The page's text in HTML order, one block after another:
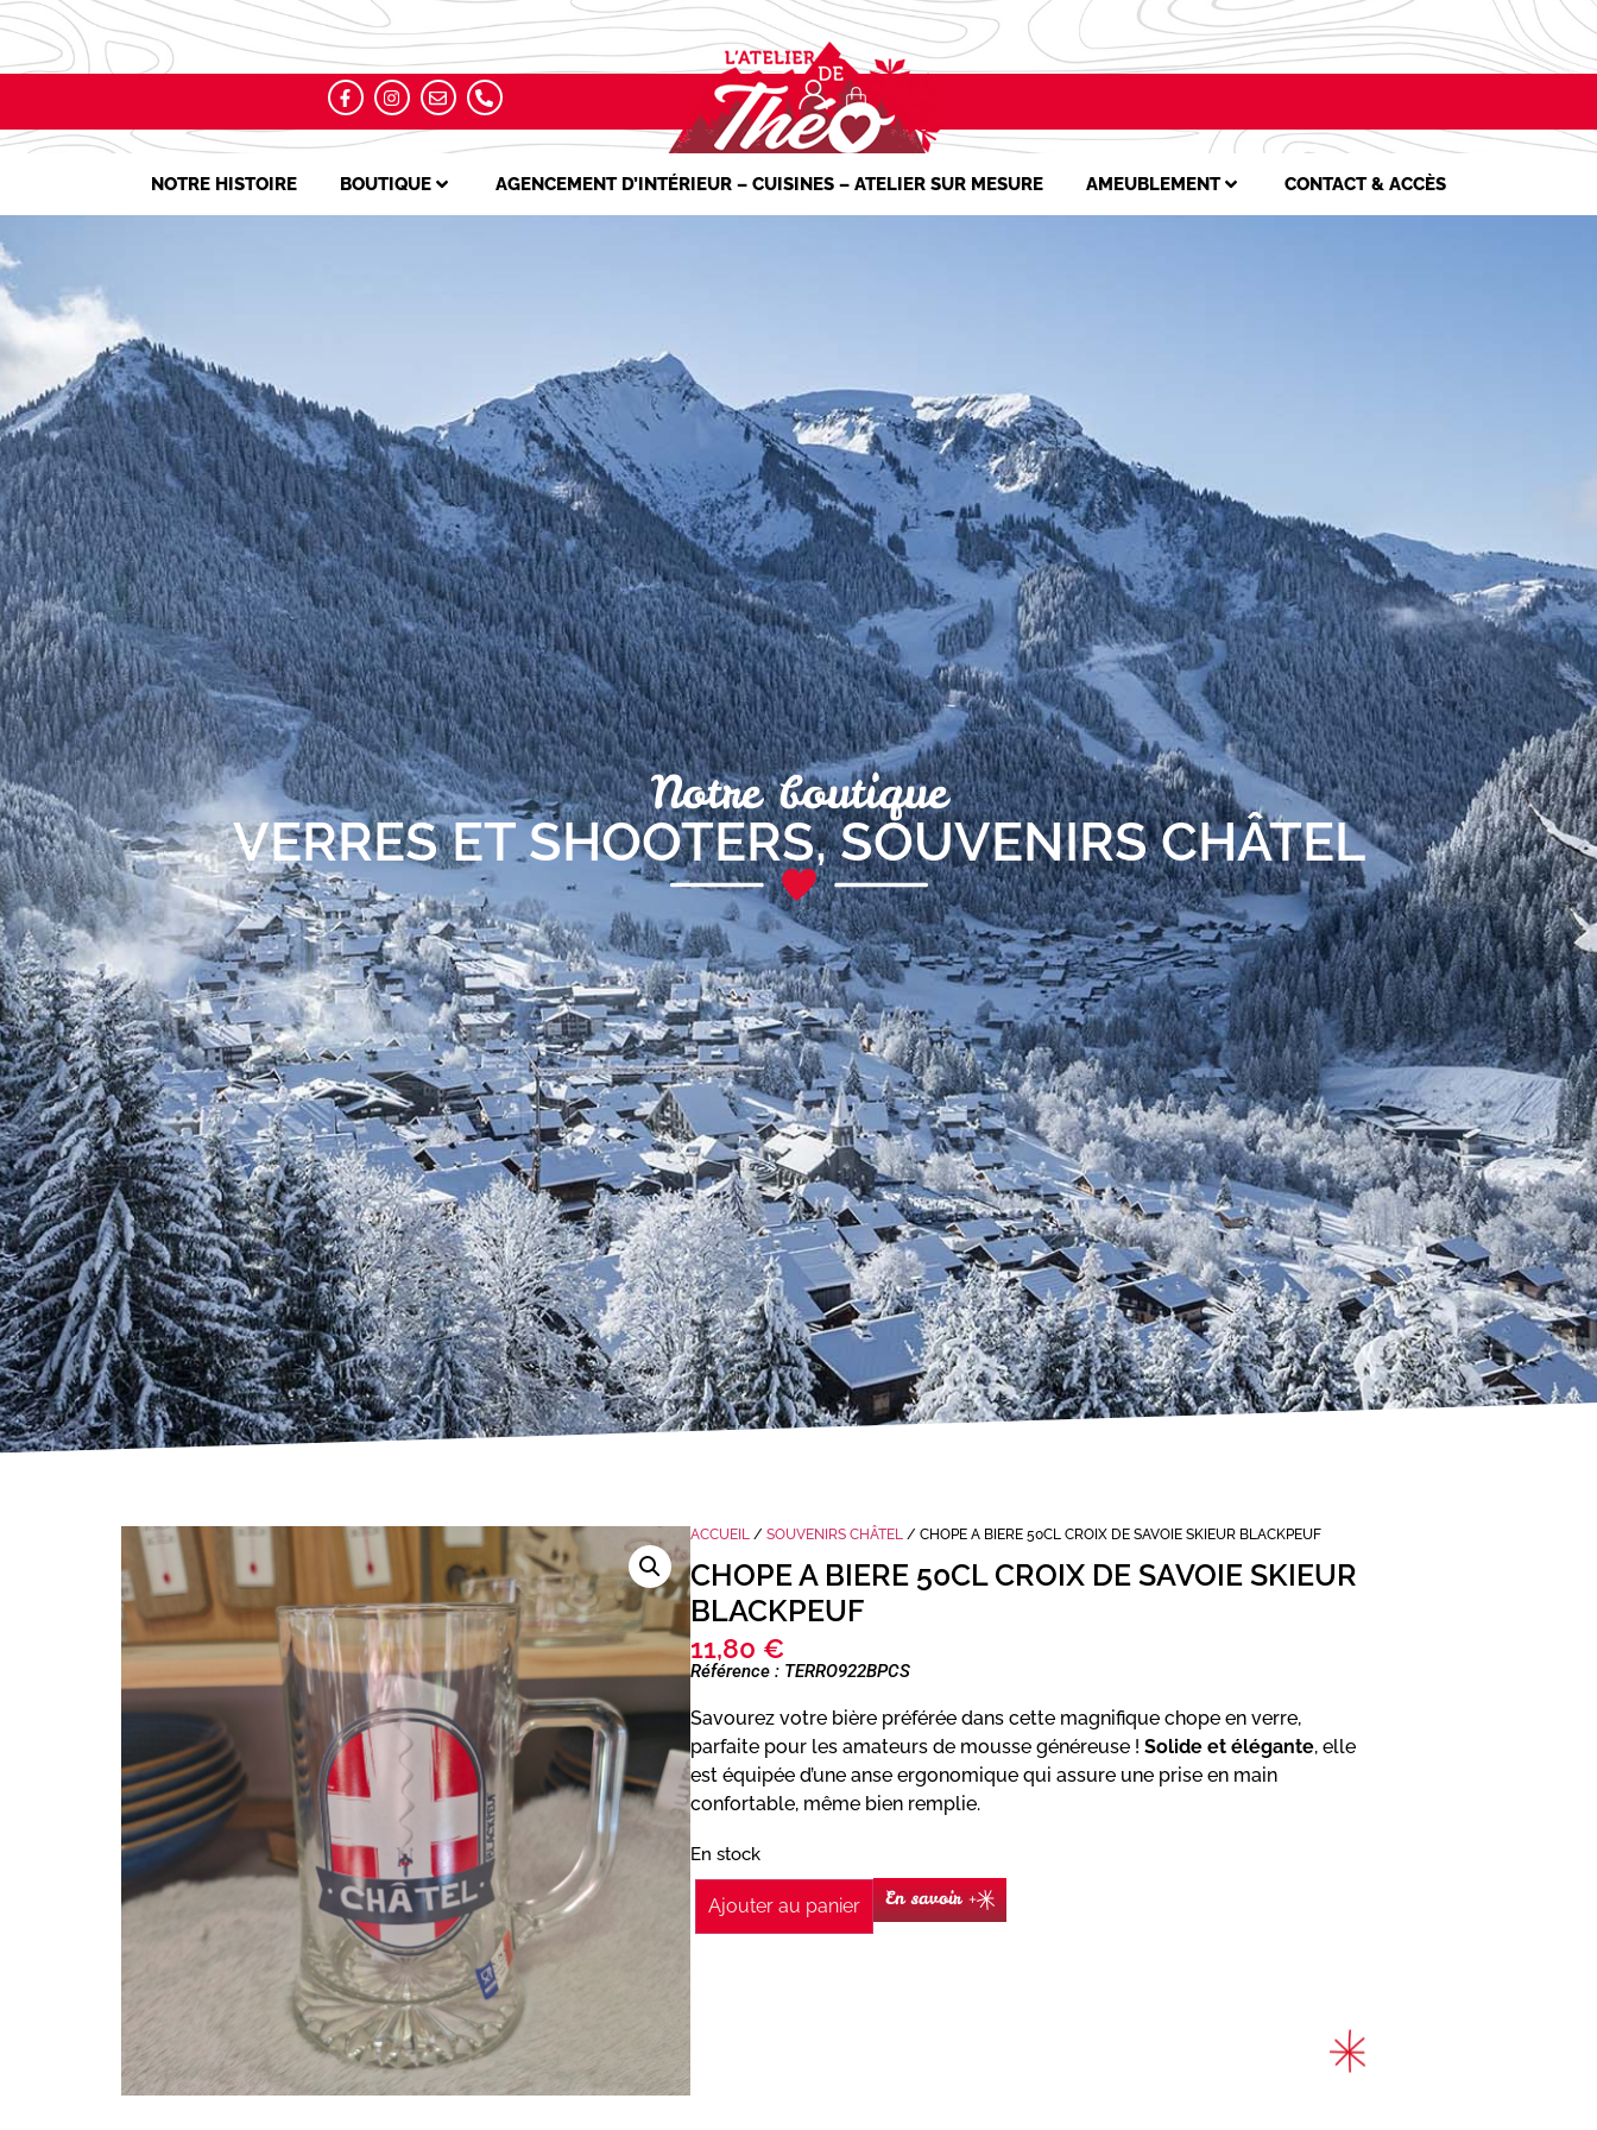
NOTRE HISTOIRE BOUTIQUE AGENCEMENT D’INTÉRIEUR – CUISINES – ATELIER SUR MESURE AMEUBLEMENT CONTACT & ACCÈS
Notre boutique
VERRES ET SHOOTERS,SOUVENIRS CHÂTEL
ACCUEIL/ SOUVENIRS CHÂTEL/ CHOPE A BIERE 50CL CROIX DE SAVOIE SKIEUR BLACKPEUF
CHOPE A BIERE 50CL CROIX DE SAVOIE SKIEUR
BLACKPEUF
11,80 €
Référence : TERRO922BPCS
Savourez votre bière préférée dans cette magnifique chope en verre,
parfaite pour les amateurs de mousse généreuse ! Solide et élégante, elle
est équipée d’une anse ergonomique qui assure une prise en main
confortable, même bien remplie.
En stock
Ajouter au panier En savoir +